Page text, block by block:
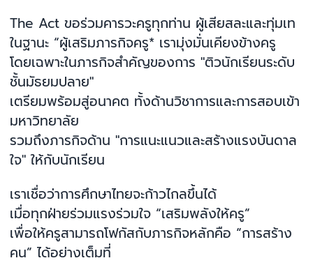
The Act ขอร่วมคารวะครูทุกท่าน ผู้เสียสละและทุ่มเท
ในฐานะ “ผู้เสริมภารกิจครู* เรามุ่งมั่นเคียงข้างครู
โดยเฉพาะในภารกิจสำคัญของการ "ติวนักเรียนระดับ
ชั้นมัธยมปลาย"
เตรียมพร้อมสู่อนาคต ทั้งด้านวิชาการและการสอบเข้า
มหาวิทยาลัย
รวมถึงภารกิจด้าน "การแนะแนวและสร้างแรงบันดาล
ใจ" ให้กับนักเรียน
เราเชื่อว่าการศึกษาไทยจะก้าวไกลขึ้นได้
เมื่อทุกฝ่ายร่วมแรงร่วมใจ “เสริมพลังให้ครู”
เพื่อให้ครูสามารถโฟกัสกับภารกิจหลักคือ “การสร้าง
คน” ได้อย่างเต็มที่